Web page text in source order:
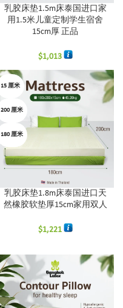
乳胶床垫1.5m床泰国进口家
用1.5米儿童定制学生宿舍
15cm厚 正品
$1,013
15 厘米
200 厘米
180 厘米
乳胶床垫1.8m床泰国进口天
然橡胶软垫厚15cm家用双人
$1,221